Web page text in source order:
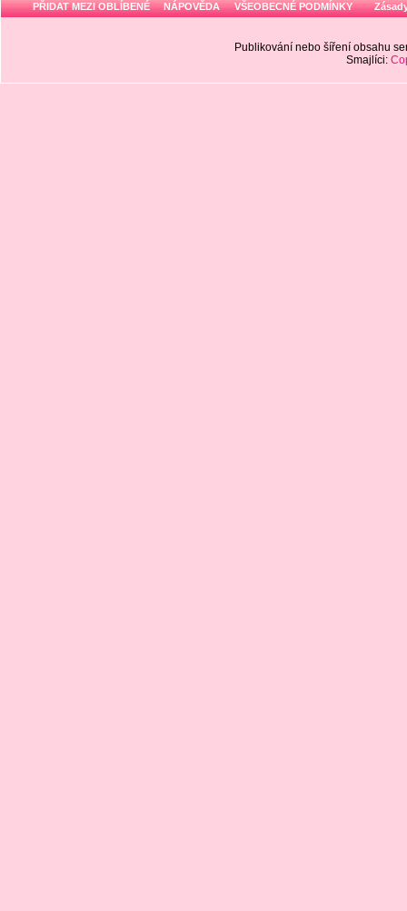
PŘIDAT MEZI OBLÍBENÉ NÁPOVĚDA VŠEOBECNÉ PODMÍNKY
Publikování nebo šíření obsahu
Smajlíci: